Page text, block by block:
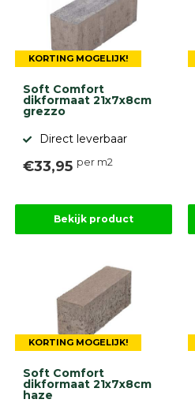
9.1
gebaseerd
ervaringen
KORTING MOGELIJK!
Soft Comfort
dikformaat 21x7x8cm
grezzo
Direct leverbaar
€33,95 per m2
Bekijk product
KORTING MOGELIJK!
Soft Comfort
dikformaat 21x7x8cm
haze